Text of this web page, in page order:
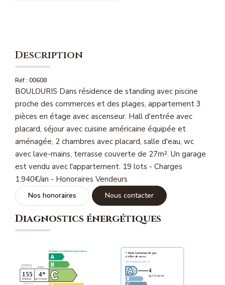
Millésimme Immobilier N°8
Millésimme Immobilier N°10
Millésimme Immobilier N°11
Magasine Vendu Boulouris
Magasine Vendu St-Raphaël/Fréjus
CONTACT
Description
Réf : 00608
BOULOURIS Dans résidence de standing avec piscine
proche des commerces et des plages, appartement 3
pièces en étage avec ascenseur. Hall d'entrée avec
placard, séjour avec cuisine américaine équipée et
aménagée, 2 chambres avec placard, salle d'eau, wc
avec lave-mains, terrasse couverte de 27m². Un garage
est vendu avec l'appartement. 19 lots - Charges
1.940€/an - Honoraires Vendeurs
Nos honoraires Nous contacter
Diagnostics énergétiques